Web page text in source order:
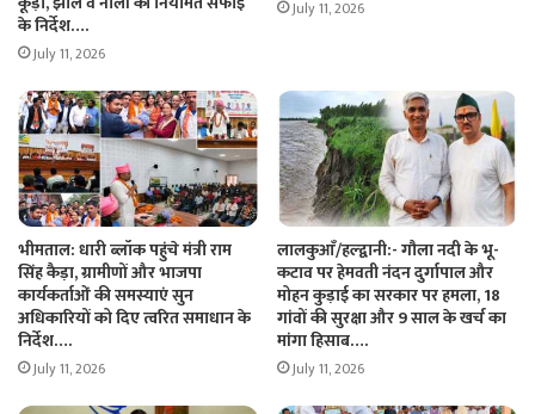
के निर्देश….
July 11, 2026
July 11, 2026
भीमताल: धारी ब्लॉक पहुंचे मंत्री राम
सिंह कैड़ा, ग्रामीणों और भाजपा
कार्यकर्ताओं की समस्याएं सुन
अधिकारियों को दिए त्वरित समाधान के
निर्देश….
July 11, 2026
लालकुआँ/हल्द्वानी:- गौला नदी के भू-
कटाव पर हेमवती नंदन दुर्गापाल और
मोहन कुड़ाई का सरकार पर हमला, 18
गांवों की सुरक्षा और 9 साल के खर्च का
मांगा हिसाब….
July 11, 2026